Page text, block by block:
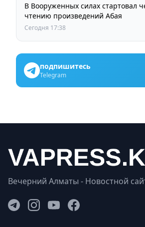
В Вооруженных силах стартовал
чтению произведений Абая
Сегодня 17:38
подпишитесь
Telegram
Вечерний Алматы - Новостной